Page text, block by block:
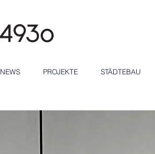
NEWS PROJEKTE STÄDTEBAU